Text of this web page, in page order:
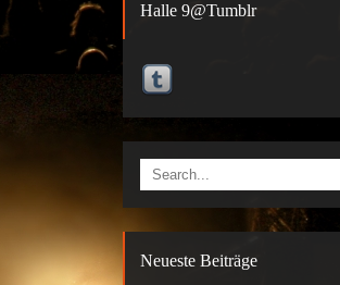
Halle 9@Tumblr
Neueste Beiträge